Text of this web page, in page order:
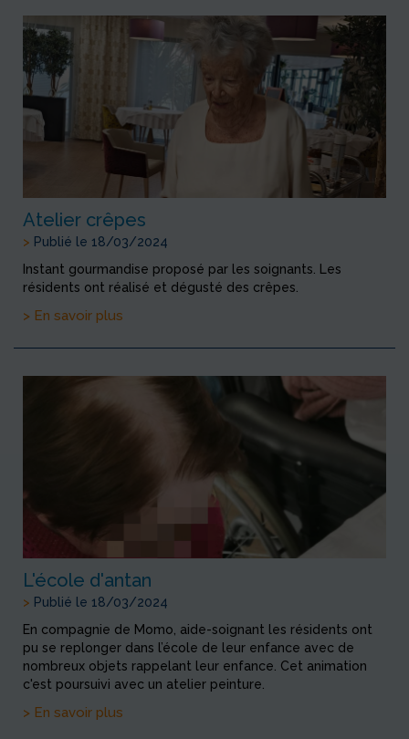
Atelier crêpes
> Publié le 18/03/2024
Instant gourmandise proposé par les soignants. Les
résidents ont réalisé et dégusté des crêpes.
> En savoir plus
L'école d'antan
> Publié le 18/03/2024
En compagnie de Momo, aide-soignant les résidents ont
pu se replonger dans l’école de leur enfance avec de
nombreux objets rappelant leur enfance. Cet animation
c'est poursuivi avec un atelier peinture.
> En savoir plus